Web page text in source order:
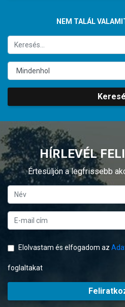
NEM TALÁL
HÍRLEVÉL
Értesüljön a legfrissebb
Elolvastam és elfogadom az
foglaltakat